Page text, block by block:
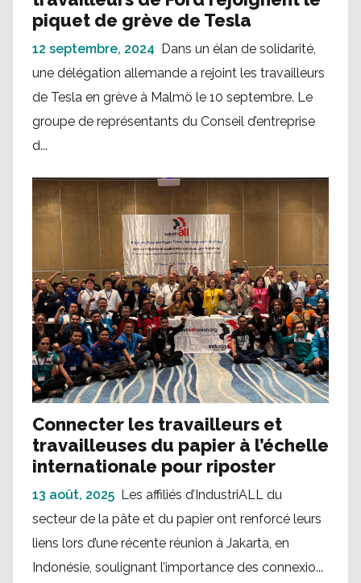
piquet de grève de Tesla
12 septembre, 2024 Dans un élan de solidarité,
une délégation allemande a rejoint les travailleurs
de Tesla en grève à Malmö le 10 septembre. Le
groupe de représentants du Conseil d’entreprise
d...
Connecter les travailleurs et
travailleuses du papier à l’échelle
internationale pour riposter
13 août, 2025 Les affiliés d’IndustriALL du
secteur de la pâte et du papier ont renforcé leurs
liens lors d’une récente réunion à Jakarta, en
Indonésie, soulignant l’importance des connexio...